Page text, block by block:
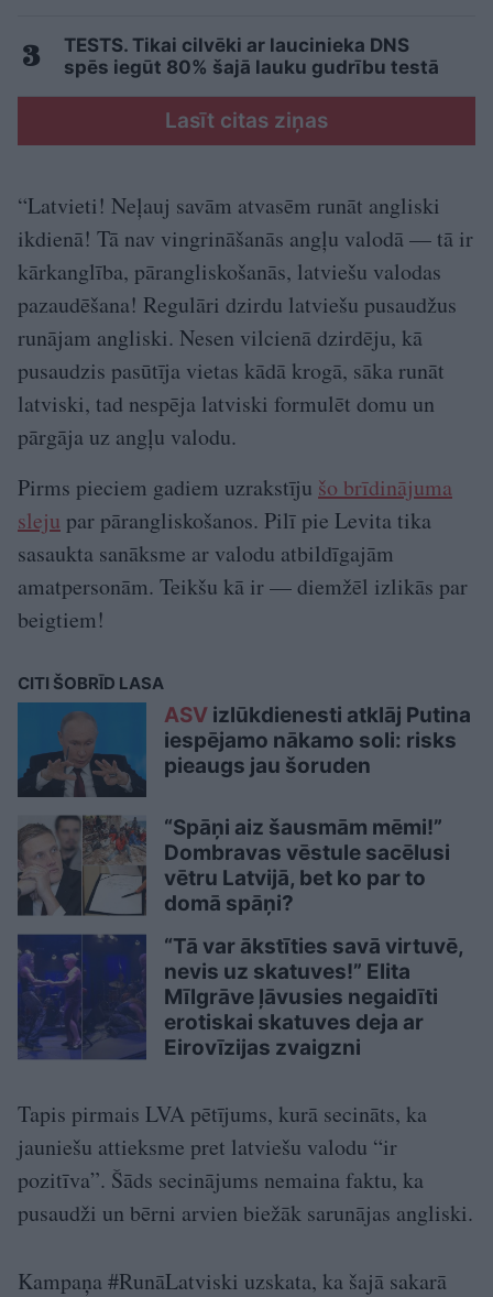
TESTS. Tikai cilvēki ar laucinieka DNS
spēs iegūt 80% šajā lauku gudrību testā
Lasīt citas ziņas
“Latvieti! Neļauj savām atvasēm runāt angliski
ikdienā! Tā nav vingrināšanās angļu valodā — tā ir
kārkanglība, pārangliskošanās, latviešu valodas
pazaudēšana! Regulāri dzirdu latviešu pusaudžus
runājam angliski. Nesen vilcienā dzirdēju, kā
pusaudzis pasūtīja vietas kādā krogā, sāka runāt
latviski, tad nespēja latviski formulēt domu un
pārgāja uz angļu valodu.
Pirms pieciem gadiem uzrakstīju šo brīdinājuma
sleju par pārangliskošanos. Pilī pie Levita tika
sasaukta sanāksme ar valodu atbildīgajām
amatpersonām. Teikšu kā ir — diemžēl izlikās par
beigtiem!
CITI ŠOBRĪD LASA
ASV izlūkdienesti atklāj Putina
iespējamo nākamo soli: risks
pieaugs jau šoruden
“Spāņi aiz šausmām mēmi!”
Dombravas vēstule sacēlusi
vētru Latvijā, bet ko par to
domā spāņi?
“Tā var ākstīties savā virtuvē,
nevis uz skatuves!” Elita
Mīlgrāve ļāvusies negaidīti
erotiskai skatuves deja ar
Eirovīzijas zvaigzni
Tapis pirmais LVA pētījums, kurā secināts, ka
jauniešu attieksme pret latviešu valodu “ir
pozitīva”. Šāds secinājums nemaina faktu, ka
pusaudži un bērni arvien biežāk sarunājas angliski.
Kampaņa #RunāLatviski uzskata, ka šajā sakarā